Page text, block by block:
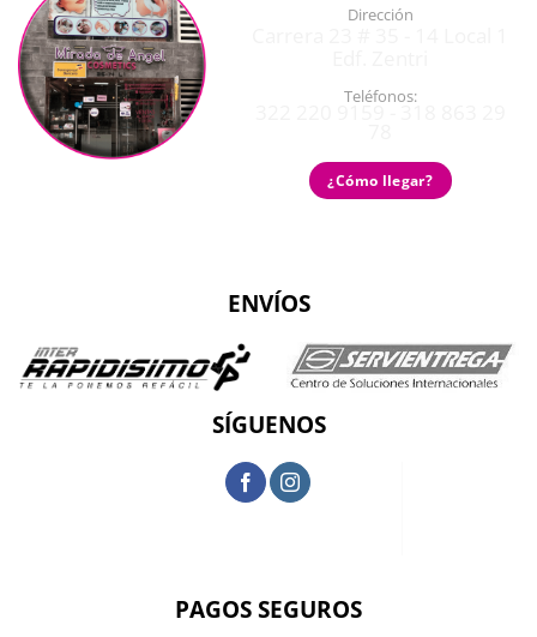
Dirección
Teléfonos:
¿Cómo llegar?
ENVÍOS
SÍGUENOS
PAGOS SEGUROS